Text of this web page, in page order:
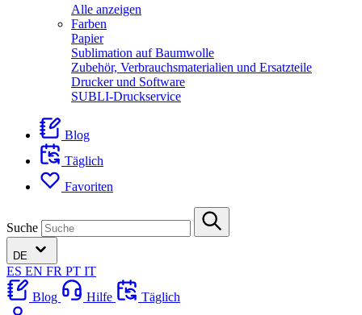
Alle anzeigen
Farben
Papier
Sublimation auf Baumwolle
Zubehör, Verbrauchsmaterialien und Ersatzteile
Drucker und Software
SUBLI-Druckservice
Blog
Täglich
Favoriten
Suche
DE
ES EN FR PT IT
Blog
Hilfe
Täglich